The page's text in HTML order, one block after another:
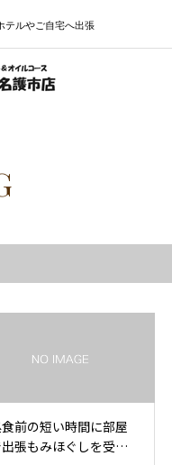
テルやご自宅へ出張
前の短い時間に部屋
張もみほぐしを受け